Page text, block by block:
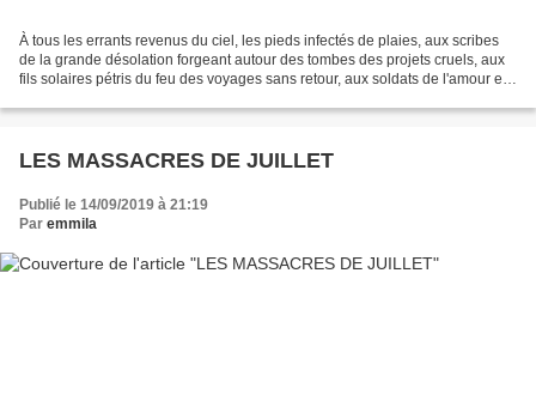
À tous les errants revenus du ciel, les pieds infectés de plaies, aux scribes
de la grande désolation forgeant autour des tombes des projets cruels, aux
fils solaires pétris du feu des voyages sans retour, aux soldats de l'amour et
LES MASSACRES DE JUILLET
Publié le 14/09/2019 à 21:19
Par emmila